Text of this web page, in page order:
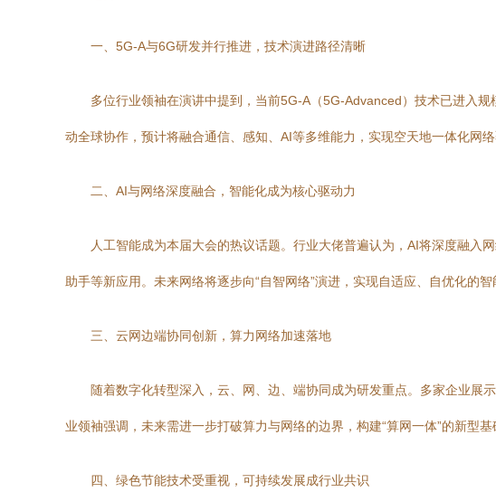
一、5G-A与6G研发并行推进，技术演进路径清晰
多位行业领袖在演讲中提到，当前5G-A（5G-Advanced）技术已进入
动全球协作，预计将融合通信、感知、AI等多维能力，实现空天地一体化网
二、AI与网络深度融合，智能化成为核心驱动力
人工智能成为本届大会的热议话题。行业大佬普遍认为，AI将深度融入
助手等新应用。未来网络将逐步向“自智网络”演进，实现自适应、自优化的智
三、云网边端协同创新，算力网络加速落地
随着数字化转型深入，云、网、边、端协同成为研发重点。多家企业展
业领袖强调，未来需进一步打破算力与网络的边界，构建“算网一体”的新型基
四、绿色节能技术受重视，可持续发展成行业共识